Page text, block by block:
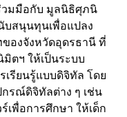
วมมือกับ มูลนิธิศุภนิ
บสนุนทุนเพื่อแปลง
องจังหวัดอุดรธานี ที่
ตฯ ให้เป็นระบบ
รียนรู้แบบดิจิทัล โดย
รณ์ดิจิทัลต่าง ๆ เช่น
พื่อการศึกษา ให้เด็ก